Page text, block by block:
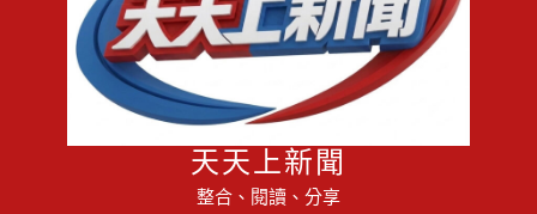
天天上新聞
整合、閱讀、分享